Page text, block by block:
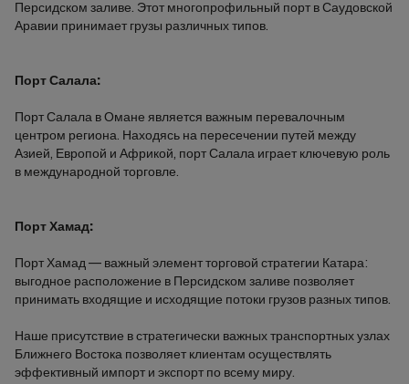
Персидском заливе. Этот многопрофильный порт в Саудовской
Аравии принимает грузы различных типов.
Порт Салала:
Порт Салала в Омане является важным перевалочным
центром региона. Находясь на пересечении путей между
Азией, Европой и Африкой, порт Салала играет ключевую роль
в международной торговле.
Порт Хамад:
Порт Хамад — важный элемент торговой стратегии Катара:
выгодное расположение в Персидском заливе позволяет
принимать входящие и исходящие потоки грузов разных типов.
Наше присутствие в стратегически важных транспортных узлах
Ближнего Востока позволяет клиентам осуществлять
эффективный импорт и экспорт по всему миру.